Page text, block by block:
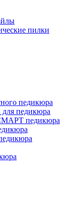
пилки
педикюра
педикюра
педикюра